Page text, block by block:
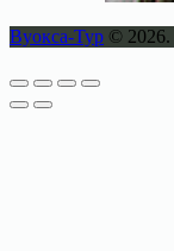
Вуокса-Тур © 2026.